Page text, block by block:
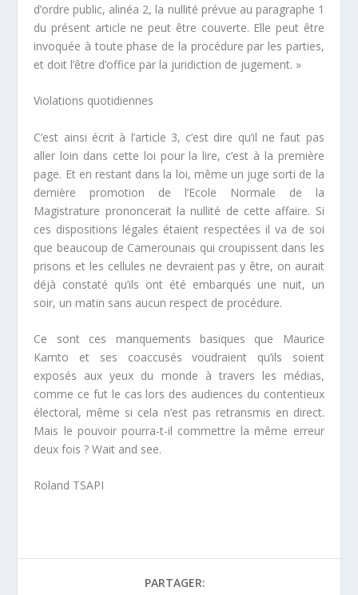
d’ordre public, alinéa 2, la nullité prévue au paragraphe 1
du présent article ne peut être couverte. Elle peut être
invoquée à toute phase de la procédure par les parties,
et doit l’être d’office par la juridiction de jugement. »
Violations quotidiennes
C’est ainsi écrit à l’article 3, c’est dire qu’il ne faut pas
aller loin dans cette loi pour la lire, c’est à la première
page. Et en restant dans la loi, même un juge sorti de la
dernière promotion de l’Ecole Normale de la
Magistrature prononcerait la nullité de cette affaire. Si
ces dispositions légales étaient respectées il va de soi
que beaucoup de Camerounais qui croupissent dans les
prisons et les cellules ne devraient pas y être, on aurait
déjà constaté qu’ils ont été embarqués une nuit, un
soir, un matin sans aucun respect de procédure.
Ce sont ces manquements basiques que Maurice
Kamto et ses coaccusés voudraient qu’ils soient
exposés aux yeux du monde à travers les médias,
comme ce fut le cas lors des audiences du contentieux
électoral, même si cela n’est pas retransmis en direct.
Mais le pouvoir pourra-t-il commettre la même erreur
deux fois ?Wait and see.
Roland TSAPI
PARTAGER: